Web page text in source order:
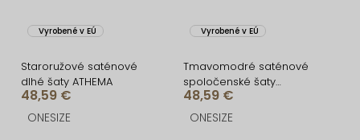
Vyrobené v EÚ
Staroružové saténové
dlhé šaty ATHEMA
48,59 €
ONESIZE
Vyrobené v EÚ
Tmavomodré saténové
spoločenské šaty
ATHEMA
48,59 €
ONESIZE